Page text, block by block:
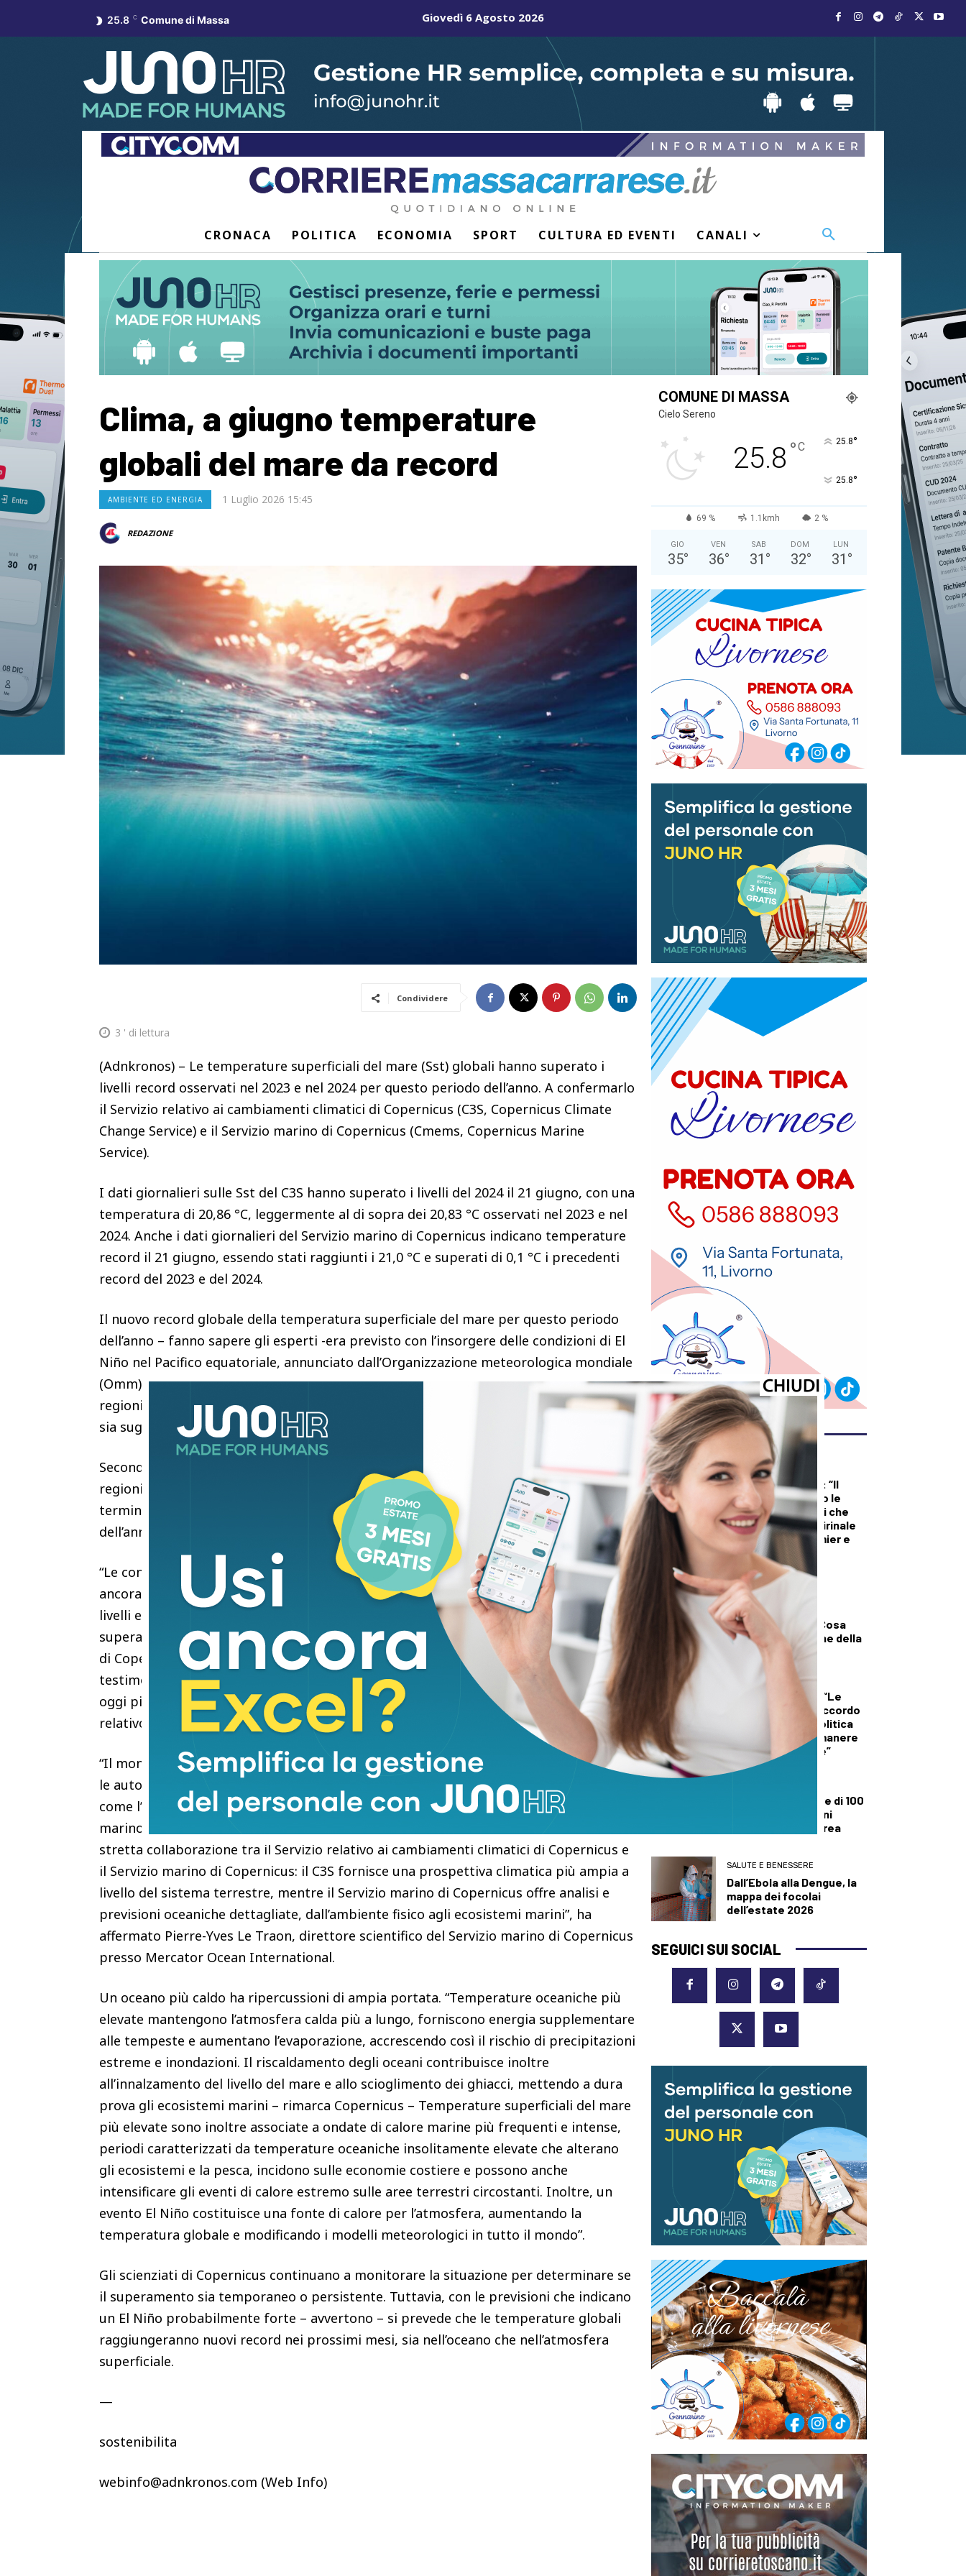
25.8 C Comune di Massa Giovedì 6 Agosto 2026
CRONACA POLITICA ECONOMIA SPORT CULTURA ED EVENTI CANALI
Clima, a giugno temperature
globali del mare da record
AMBIENTE ED ENERGIA 1 Luglio 2026 15:45
REDAZIONE
Condividere
3 ' di lettura
(Adnkronos) – Le temperature superficiali del mare (Sst) globali hanno superato i
livelli record osservati nel 2023 e nel 2024 per questo periodo dell’anno. A confermarlo
il Servizio relativo ai cambiamenti climatici di Copernicus (C3S, Copernicus Climate
Change Service) e il Servizio marino di Copernicus (Cmems, Copernicus Marine
Service).
I dati giornalieri sulle Sst del C3S hanno superato i livelli del 2024 il 21 giugno, con una
temperatura di 20,86 °C, leggermente al di sopra dei 20,83 °C osservati nel 2023 e nel
2024. Anche i dati giornalieri del Servizio marino di Copernicus indicano temperature
record il 21 giugno, essendo stati raggiunti i 21,0 °C e superati di 0,1 °C i precedenti
record del 2023 e del 2024.
Il nuovo record globale della temperatura superficiale del mare per questo periodo
dell’anno – fanno sapere gli esperti -era previsto con l’insorgere delle condizioni di El
Niño nel Pacifico equatoriale, annunciato dall’Organizzazione meteorologica mondiale
(Omm) il 2 giugno 2026, oltre alle Sst insolitamente elevate osservate in diverse
regioni oceaniche negli ultimi mesi. Si prevede che questo record avrà conseguenze
sia sugli andamenti meteorologici che sul clima globale e sugli ecosistemi marini.
Secondo l’analisi di Copernicus, negli ultimi tre anni, l’oceano globale al di fuori delle
regioni polari è stato tra 0,35 °C e 0,73 °C più caldo rispetto alla media a lungo
termine, e a giugno tali anomalie hanno raggiunto livelli record per questo periodo
dell’anno.
“Le condizioni attuali potrebbero indicare l’inizio di una nuova fase, che condurrà,
ancora una volta, in un territorio inesplorato. Con le temperature oceaniche a questi
livelli e El Niño all’orizzonte, è probabile che nei prossimi mesi assisteremo al
superamento di ulteriori record di temperatura. Il fatto che i dati del Servizio marino
di Copernicus giungano alla stessa conclusione attraverso metodi indipendenti
testimonia la forza della scienza europea e spiega perché dati aperti e affidabili siano
oggi più importanti che mai”, ha affermato Carlo Buontempo,direttore del Servizio
relativo ai cambiamenti climatici di Copernicus presso l’Ecmwf.
“Il monitoraggio continuo dell’oceano da parte del Servizio marino di Copernicus aiuta
le autorità pubbliche, gli scienziati e i responsabili delle decisioni a comprendere
come l’oceano stia cambiando e sostiene le politiche volte a proteggere l’ambiente
marino. Uno dei punti di forza principali del programma Copernicus dell’Ue è la
stretta collaborazione tra il Servizio relativo ai cambiamenti climatici di Copernicus e
il Servizio marino di Copernicus: il C3S fornisce una prospettiva climatica più ampia a
livello del sistema terrestre, mentre il Servizio marino di Copernicus offre analisi e
previsioni oceaniche dettagliate, dall’ambiente fisico agli ecosistemi marini”, ha
affermato Pierre-Yves Le Traon, direttore scientifico del Servizio marino di Copernicus
presso Mercator Ocean International.
Un oceano più caldo ha ripercussioni di ampia portata. “Temperature oceaniche più
elevate mantengono l’atmosfera calda più a lungo, forniscono energia supplementare
alle tempeste e aumentano l’evaporazione, accrescendo così il rischio di precipitazioni
estreme e inondazioni. Il riscaldamento degli oceani contribuisce inoltre
all’innalzamento del livello del mare e allo scioglimento dei ghiacci, mettendo a dura
prova gli ecosistemi marini – rimarca Copernicus – Temperature superficiali del mare
più elevate sono inoltre associate a ondate di calore marine più frequenti e intense,
periodi caratterizzati da temperature oceaniche insolitamente elevate che alterano
gli ecosistemi e la pesca, incidono sulle economie costiere e possono anche
intensificare gli eventi di calore estremo sulle aree terrestri circostanti. Inoltre, un
evento El Niño costituisce una fonte di calore per l’atmosfera, aumentando la
temperatura globale e modificando i modelli meteorologici in tutto il mondo”.
Gli scienziati di Copernicus continuano a monitorare la situazione per determinare se
il superamento sia temporaneo o persistente. Tuttavia, con le previsioni che indicano
un El Niño probabilmente forte – avvertono – si prevede che le temperature globali
raggiungeranno nuovi record nei prossimi mesi, sia nell’oceano che nell’atmosfera
superficiale.
—
sostenibilita
webinfo@adnkronos.com (Web Info)
COMUNE DI MASSA
Cielo Sereno
25.8 °C 25.8°
25.8°
69 % 1.1kmh 2 %
GIO
35°
VEN
36°
SAB
31 °
DOM
32°
LUN
31 °
ULTIMI ARTICOLI
DALLA TOSCANA
Renzi in Versiliana: “Il
problema non sono le
primarie. Ma Meloni che
vuole andare al Quirinale
con Vannacci premier e
Salvini al Viminale”
DEMOGRAFICA
Riparare il Dna
danneggiato può
allungare la vita? Cosa
insegnano le balene della
Groenlandia
Conte a Capalbio: “Le
primarie siamo d’accordo
che si fanno. La politica
estera non può rimanere
fuori dalle primarie”
Scoperti un cratere di 100
metri e nuovi camini
idrotermali a Panarea
SALUTE E BENESSERE
Dall’Ebola alla Dengue, la
mappa dei focolai
dell’estate 2026
SEGUICI SUI SOCIAL